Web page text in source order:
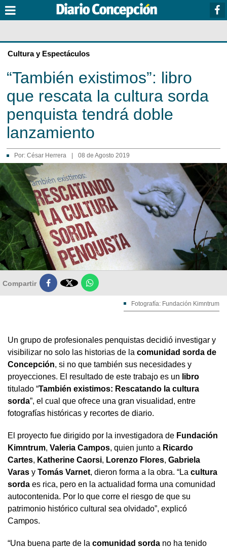
Cultura y Espectáculos
“También existimos”: libro
que rescata la cultura sorda
penquista tendrá doble
lanzamiento
Por: César Herrera 08 de Agosto 2019
Compartir 
Fotografía: Fundación Kimntrum
Un grupo de profesionales penquistas decidió investigar y
visibilizar no solo las historias de la comunidad sorda de
Concepción, si no que también sus necesidades y
proyecciones. El resultado de este trabajo es un libro
titulado “También existimos: Rescatando la cultura
sorda”, el cual que ofrece una gran visualidad, entre
fotografías históricas y recortes de diario.
El proyecto fue dirigido por la investigadora de Fundación
Kimntrum, Valeria Campos, quien junto a Ricardo
Cartes, Katherine Caorsi, Lorenzo Flores, Gabriela
Varas y Tomás Varnet, dieron forma a la obra. “La cultura
sorda es rica, pero en la actualidad forma una comunidad
autocontenida. Por lo que corre el riesgo de que su
patrimonio histórico cultural sea olvidado”, explicó
Campos.
“Una buena parte de la comunidad sorda no ha tenido